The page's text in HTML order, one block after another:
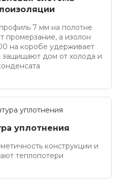
7 мм на полотне
промерзание, а изолон
на коробе удерживает
дом от холода и
уплотнения
конструкции и
теплопотери